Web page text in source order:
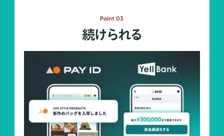
Point 03
続けられる